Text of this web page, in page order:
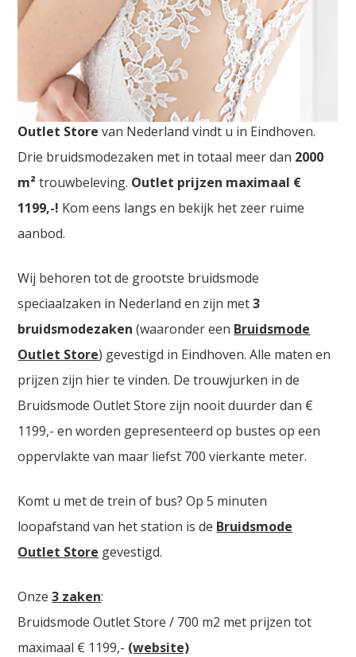
Trouwkledij Outlet Tienen
Trouwkledij Outlet Tienen. De
grootste Trouwkledij
Outlet Store van Nederland vindt u in Eindhoven.
Drie bruidsmodezaken met in totaal meer dan 2000
m²trouwbeleving. Outlet prijzen maximaal €
1199,-! Kom eens langs en bekijk het zeer ruime
aanbod.
Wij behoren tot de grootste bruidsmode
speciaalzaken in Nederland en zijn met3
bruidsmodezaken (waaronder een Bruidsmode
Outlet Store) gevestigd in Eindhoven. Alle maten en
prijzen zijn hier te vinden. De trouwjurken in de
Bruidsmode Outlet Store zijn nooit duurder dan €
1199,- en worden gepresenteerd op bustes op een
oppervlakte van maar liefst 700 vierkante meter.
Komt u met de trein of bus? Op 5 minuten
loopafstand van het station is de Bruidsmode
Outlet Store gevestigd.
Onze3 zaken:
Bruidsmode Outlet Store / 700 m2 met prijzen tot
maximaal € 1199,- (website)